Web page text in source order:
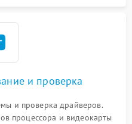
и проверка
и проверка драйверов.
процессора и видеокарты